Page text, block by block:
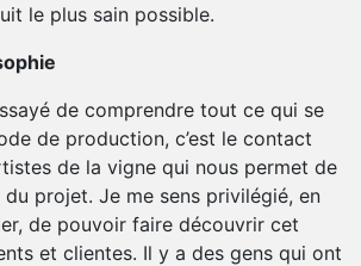
le plus sain possible.
de comprendre tout ce qui se
de production, c’est le contact
de la vigne qui nous permet de
projet. Je me sens privilégié, en
de pouvoir faire découvrir cet
et clientes. Il y a des gens qui ont